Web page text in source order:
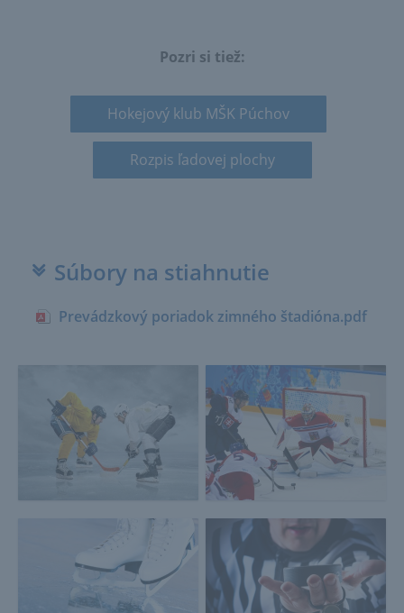
Pozri si tiež:
Hokejový klub MŠK Púchov
Rozpis ľadovej plochy
Súbory na stiahnutie
Prevádzkový poriadok zimného štadióna.pdf